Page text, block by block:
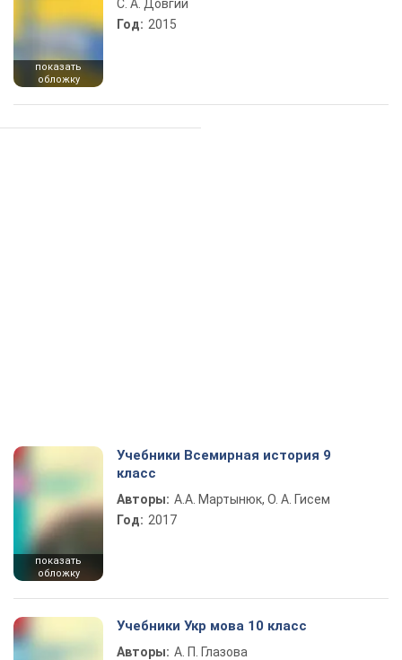
показать
обложку
С. А. Довгий
Год: 2015
показать
обложку
Учебники Всемирная история 9
класс
Авторы: А.А. Мартынюк, О. А. Гисем
Год: 2017
Учебники Укр мова 10 класс
Авторы: А. П. Глазова